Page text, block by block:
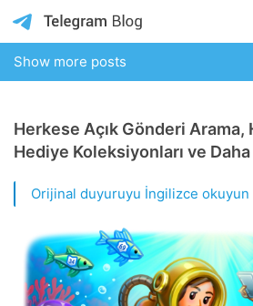
Show more posts
Herkese Açık Gönderi
Hediye Koleksiyonları ve Daha
Orijinal duyuruyu İngilizce okuyun